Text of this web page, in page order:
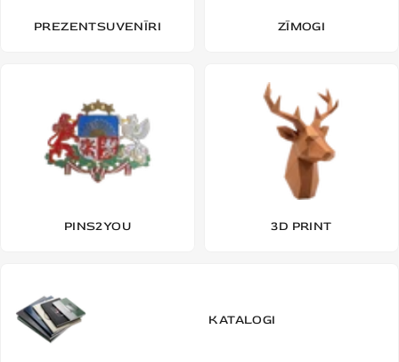
PREZENTSUVENĪRI ZĪMOGI
PINS2YOU 3D PRINT
KATALOGI